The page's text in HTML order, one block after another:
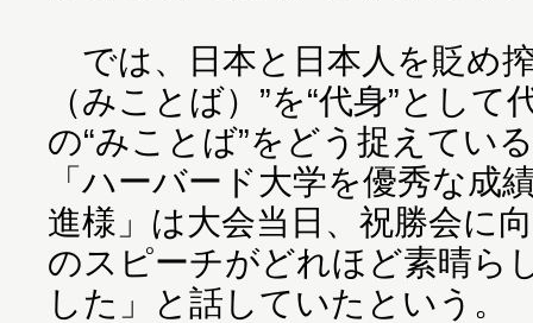
では、日本と日本人を貶め
（みことば）”を“代身”とし
の“みことば”をどう捉えてい
「ハーバード大学を優秀な成
進様」は大会当日、祝勝会に
のスピーチがどれほど素晴ら
した」と話していたという。